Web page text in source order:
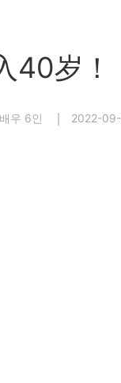
40岁！
우 6인 2022-